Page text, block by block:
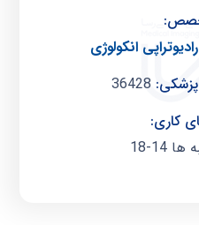
انکولوژی
36428
کاری:
14-18